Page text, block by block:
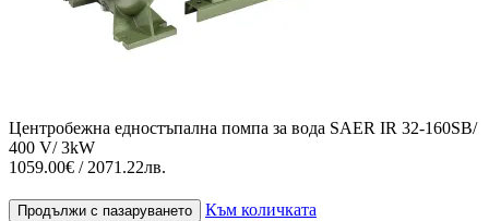
Центробежна едностъпална помпа за вода SAER IR 32-160SB/
400 V/ 3kW
1059.00€ / 2071.22лв.
Продължи с пазаруването Към количката